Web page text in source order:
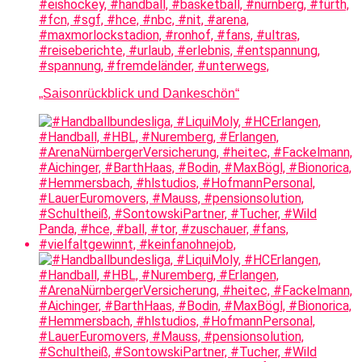
„Saisonrückblick und Dankeschön“